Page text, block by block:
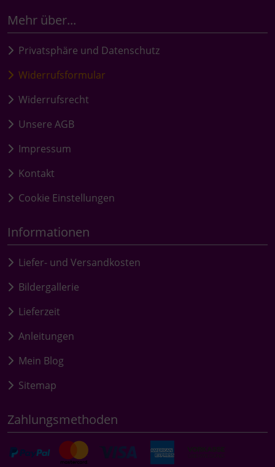
Mehr über...
Privatsphäre und Datenschutz
Widerrufsformular
Widerrufsrecht
Unsere AGB
Impressum
Kontakt
Cookie Einstellungen
Informationen
Liefer- und Versandkosten
Bildergallerie
Lieferzeit
Anleitungen
Mein Blog
Sitemap
Zahlungsmethoden